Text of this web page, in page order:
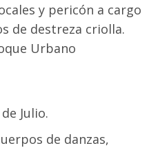
y pericón a cargo
de destreza criolla.
Urbano
Julio.
de danzas,